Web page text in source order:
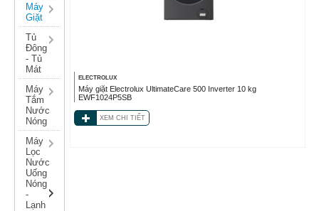
Máy
Giặt
Tủ
Đông
- Tủ
Mát
Máy
Tắm
Nước
Nóng
Máy
Lọc
Nước
Uống
Nóng
-
Lạnh
ELECTROLUX
Máy giặt Electrolux UltimateCare 500 Inverter 10 kg
EWF1024P5SB
XEM CHI TIẾT